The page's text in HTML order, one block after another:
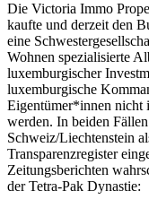
Die Victoria Immo
kaufte und derzeit den
eine
Wohnen spezialisierte
luxemburgischer
luxemburgische
Eigentümer*innen nicht
werden. In beiden
Schweiz/Liechtenstein
Transparenzregister
Zeitungsberichten
der Tetra-Pak Dynastie: